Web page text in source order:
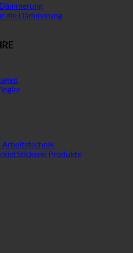
die Dämmerung
Arbeitstechnik
Stickerei Produkte